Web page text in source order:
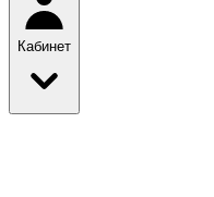
Кабинет